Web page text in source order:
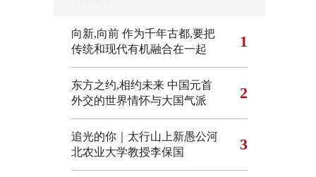
向新,向前 作为千年古都,要把
传统和现代有机融合在一起
1
东方之约,相约未来 中国元首
外交的世界情怀与大国气派
2
追光的你｜太行山上新愚公河
北农业大学教授李保国
3